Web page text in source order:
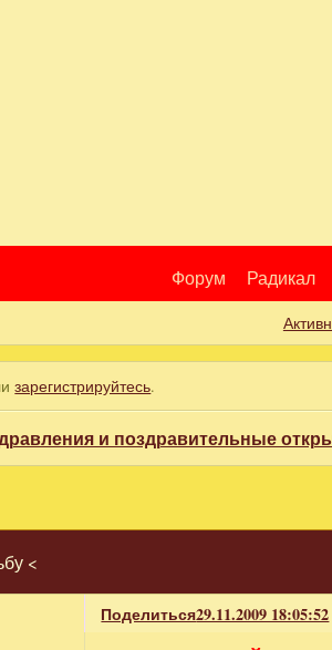
Форум Радикал
зарегистрируйтесь.
и поздравительные
<
Поделиться29.11.2009 18:05:52